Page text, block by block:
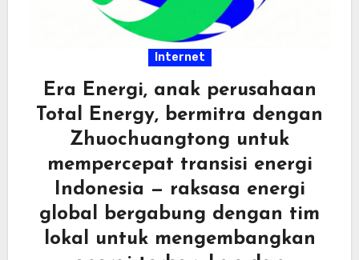
Internet
Era Energi, anak perusahaan
Total Energy, bermitra dengan
Zhuochuangtong untuk
mempercepat transisi energi
Indonesia — raksasa energi
global bergabung dengan tim
lokal untuk mengembangkan